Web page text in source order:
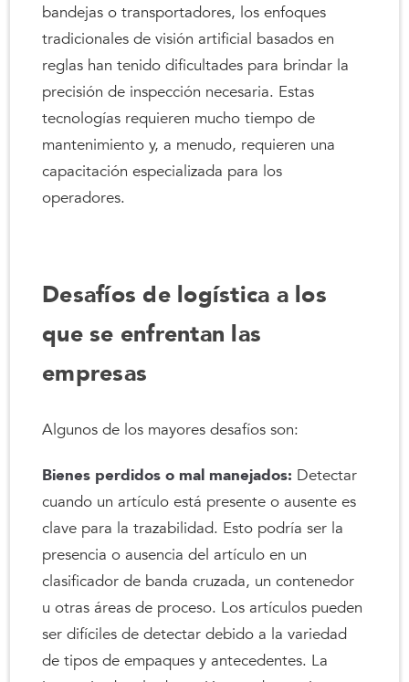
bandejas o transportadores, los enfoques
tradicionales de visión artificial basados en
reglas han tenido dificultades para brindar la
precisión de inspección necesaria. Estas
tecnologías requieren mucho tiempo de
mantenimiento y, a menudo, requieren una
capacitación especializada para los
operadores.
Desafíos de logística a los
que se enfrentan las
empresas
Algunos de los mayores desafíos son:
Bienes perdidos o mal manejados: Detectar
cuando un artículo está presente o ausente es
clave para la trazabilidad. Esto podría ser la
presencia o ausencia del artículo en un
clasificador de banda cruzada, un contenedor
u otras áreas de proceso. Los artículos pueden
ser difíciles de detectar debido a la variedad
de tipos de empaques y antecedentes. La